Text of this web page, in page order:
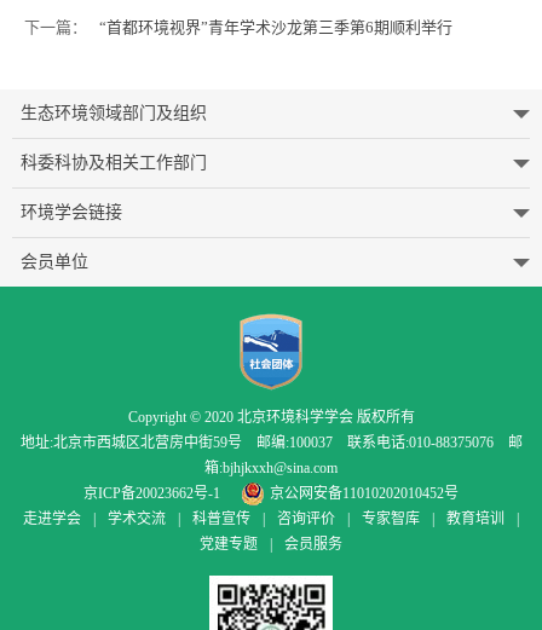
下一篇： “首都环境视界”青年学术沙龙第三季第6期顺利举行
生态环境领域部门及组织
科委科协及相关工作部门
环境学会链接
会员单位
Copyright © 2020 北京环境科学学会 版权所有
地址:北京市西城区北营房中街59号 邮编:100037 联系电话:010-88375076 邮
箱:bjhjkxxh@sina.com
京ICP备20023662号-1
京公网安备11010202010452号
走进学会
学术交流 科普宣传 咨询评价 专家智库 教育培训
党建专题
会员服务